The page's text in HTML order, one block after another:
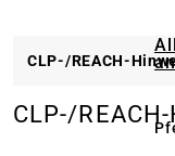
CLP-/REACH-
CLP-/